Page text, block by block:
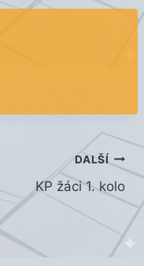
DALŠÍ
KP žáci 1. kolo